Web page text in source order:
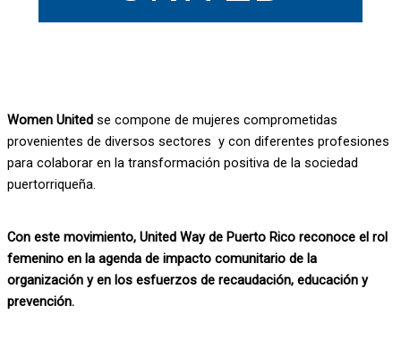
Women United se compone de mujeres comprometidas
provenientes de diversos sectores y con diferentes profesiones
para colaborar en la transformación positiva de la sociedad
puertorriqueña.
Con este movimiento, United Way de Puerto Rico reconoce el rol
femenino en la agenda de impacto comunitario de la
organización y en los esfuerzos de recaudación, educación y
prevención.